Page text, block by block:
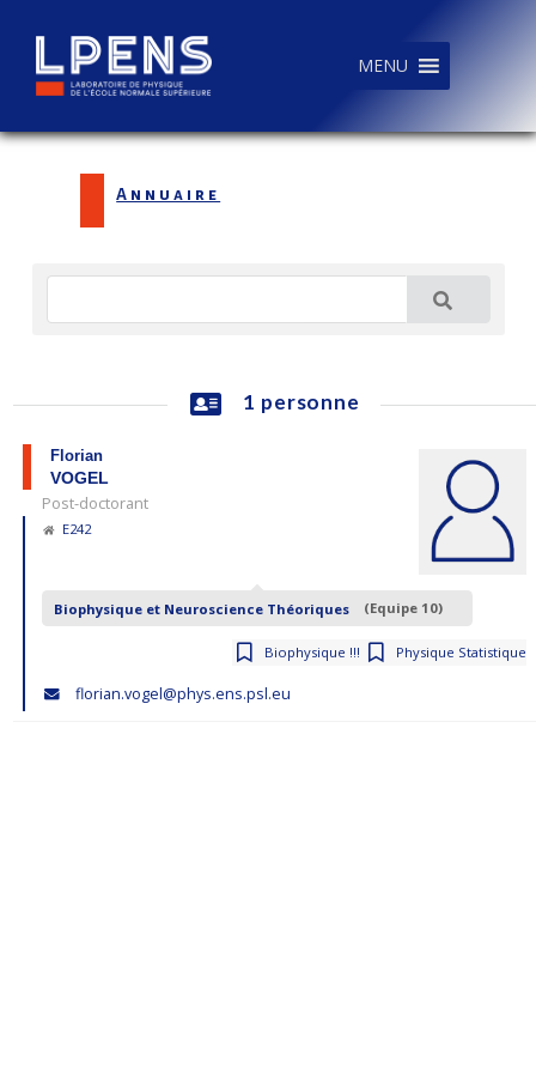
MENU
Annuaire
1 personne
Florian
VOGEL
Post-doctorant
E242
Biophysique et Neuroscience Théoriques (Equipe 10)
Biophysique !!! Physique Statistique
florian.vogel@phys.ens.psl.eu